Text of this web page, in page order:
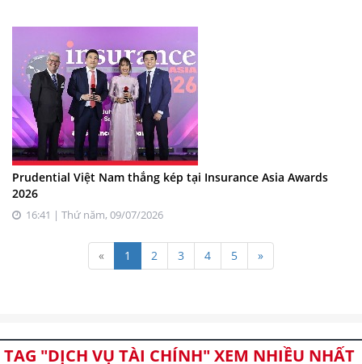
Prudential Việt Nam thắng kép tại Insurance Asia Awards
2026
16:41 | Thứ năm, 09/07/2026
« 1 2 3 4 5 »
TAG "DỊCH VỤ TÀI CHÍNH" XEM NHIỀU NHẤT